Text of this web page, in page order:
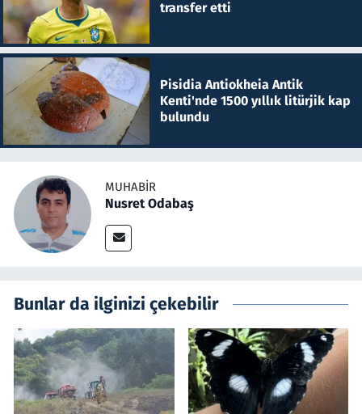
transfer etti
Pisidia Antiokheia Antik
Kenti'nde 1500 yıllık litürjik kap
bulundu
MUHABIR
Nusret Odabaş
Bunlar da ilginizi çekebilir